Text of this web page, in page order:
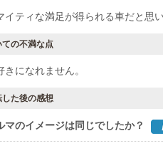
ティな満足が得られる車だと思い
の不満な点
になれません。
た後の感想
のイメージは同じでしたか？